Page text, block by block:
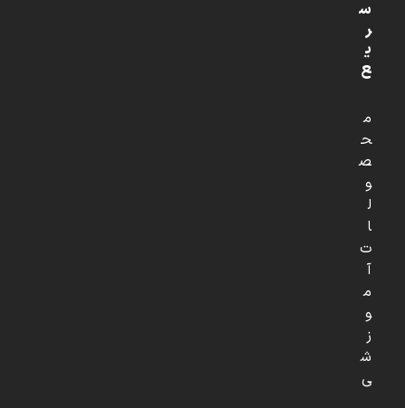
س
ر
ی
ع
م
ح
ص
و
ل
ا
ت
آ
م
و
ز
ش
ی